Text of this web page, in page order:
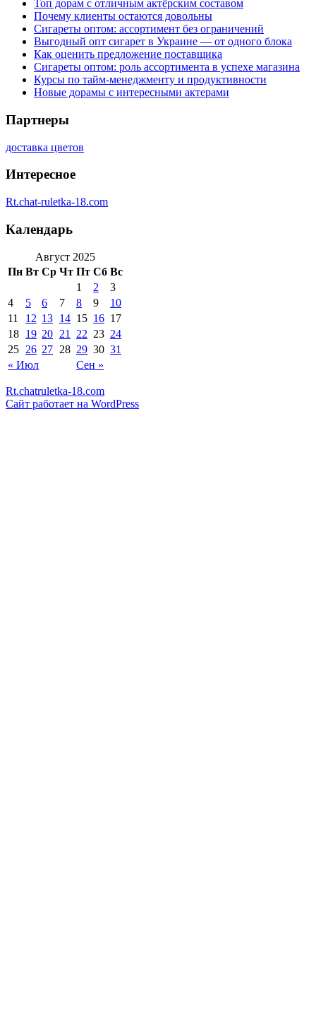
Топ дорам с отличным актёрским составом
Почему клиенты остаются довольны
Сигареты оптом: ассортимент без ограничений
Выгодный опт сигарет в Украине — от одного блока
Как оценить предложение поставщика
Сигареты оптом: роль ассортимента в успехе магазина
Курсы по тайм-менеджменту и продуктивности
Новые дорамы с интересными актерами
Партнеры
доставка цветов
Интересное
Rt.chat-ruletka-18.com
Календарь
Август 2025
Пн Вт Ср Чт Пт Сб Вс
« Июл Сен »
1 2
3
4
5 6 7 8 9
10
11
12 13 14 15 16 17
18 19 20 21 22 23 24
25 26 27 28 29 30 31
Rt.chatruletka-18.com
Сайт работает на WordPress